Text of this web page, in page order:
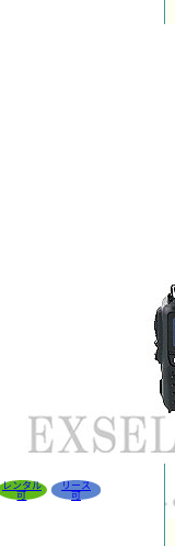
レンタル
可
リース
可